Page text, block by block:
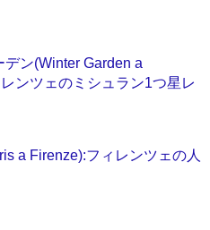
デン(Winter Garden a
ンツェのミシュラン1つ星レ
a Firenze):フィレンツェの人